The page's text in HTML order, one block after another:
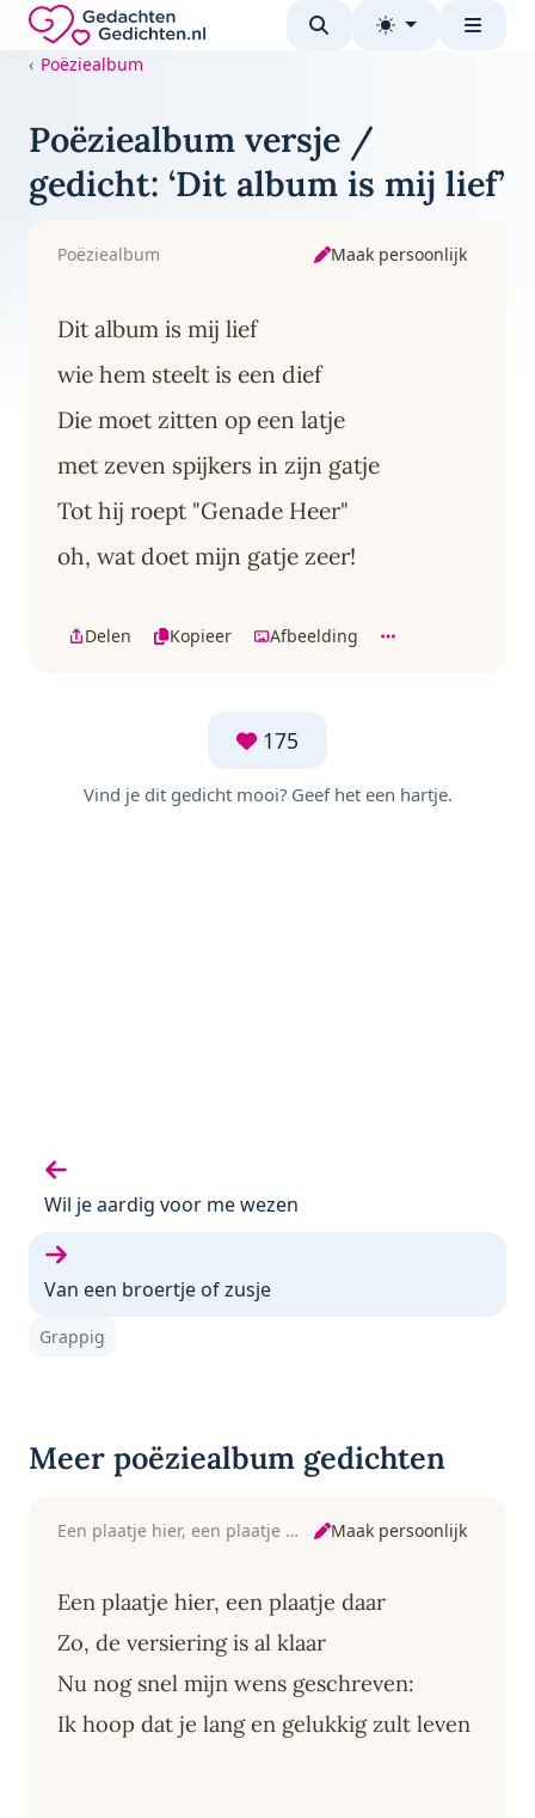
Direct naar de inhoud
Gedachten-Gedichten.nl — naar de homepage
Poëziealbum
Poëziealbum versje /
gedicht: ‘Dit album is mij lief’
Poëziealbum Maak persoonlijk
Dit album is mij lief
wie hem steelt is een dief
Die moet zitten op een latje
met zeven spijkers in zijn gatje
Tot hij roept "Genade Heer"
oh, wat doet mijn gatje zeer!
Delen Kopieer Afbeelding
175
Vind je dit gedicht mooi? Geef het een hartje.
Vorige gedicht:
Wil je aardig voor me wezen
Volgende gedicht:
Van een broertje of zusje
Grappig
Meer poëziealbum gedichten
Een plaatje hier, een plaatje daar Maak persoonlijk
Een plaatje hier, een plaatje daar
Zo, de versiering is al klaar
Nu nog snel mijn wens geschreven:
Ik hoop dat je lang en gelukkig zult leven